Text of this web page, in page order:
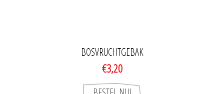
BOSVRUCHTGEBAK
€3,20